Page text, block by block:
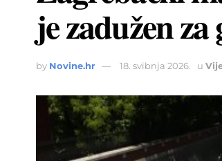
je zadužen
by Novine.hr 18. svibnja 2026. u